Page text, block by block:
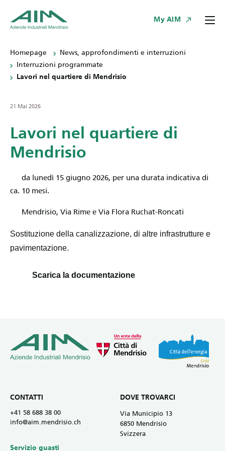
My AIM
Homepage
News, approfondimenti e interruzioni
Interruzioni programmate
Lavori nel quartiere di Mendrisio
21 Mai 2026
Lavori nel quartiere di
Mendrisio
da lunedì 15 giugno 2026, per una durata indicativa di
ca. 10 mesi.
Mendrisio, Via Rime e Via Flora Ruchat-Roncati
Sostituzione della canalizzazione, di altre infrastrutture e
pavimentazione.
Scarica la documentazione
CONTATTI
+41 58 688 38 00
info@aim.mendrisio.ch
Servizio guasti
DOVE TROVARCI
Via Municipio 13
6850 Mendrisio
Svizzera